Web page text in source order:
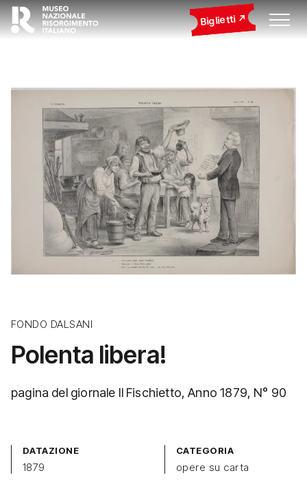
Biglietti
FONDO DALSANI
Polenta libera!
pagina del giornale Il Fischietto, Anno 1879, N° 90
DATAZIONE
1879
CATEGORIA
opere su carta